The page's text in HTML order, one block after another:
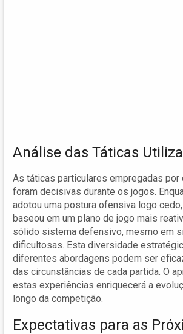
Análise das Táticas
As táticas particulares empregadas por
foram decisivas durante os jogos.
adotou uma postura ofensiva logo
baseou em um plano de jogo mais
sólido sistema defensivo, mesmo em
dificultosas. Esta diversidade
diferentes abordagens podem ser
das circunstâncias de cada partida. O
estas experiências enriquecerá a
longo da competição.
Expectativas para as